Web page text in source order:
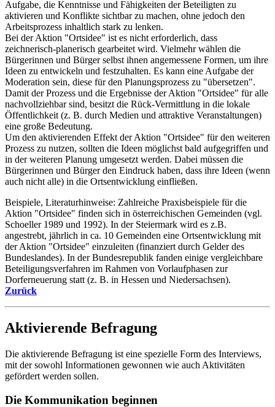
Aufgabe, die Kenntnisse und Fähigkeiten der Beteiligten zu
aktivieren und Konflikte sichtbar zu machen, ohne jedoch den
Arbeitsprozess inhaltlich stark zu lenken.
Bei der Aktion "Ortsidee" ist es nicht erforderlich, dass
zeichnerisch-planerisch gearbeitet wird. Vielmehr wählen die
Bürgerinnen und Bürger selbst ihnen angemessene Formen, um ihre
Ideen zu entwickeln und festzuhalten. Es kann eine Aufgabe der
Moderation sein, diese für den Planungsprozess zu "übersetzen".
Damit der Prozess und die Ergebnisse der Aktion "Ortsidee" für alle
nachvollziehbar sind, besitzt die Rück-Vermittlung in die lokale
Öffentlichkeit (z. B. durch Medien und attraktive Veranstaltungen)
eine große Bedeutung.
Um den aktivierenden Effekt der Aktion "Ortsidee" für den weiteren
Prozess zu nutzen, sollten die Ideen möglichst bald aufgegriffen und
in der weiteren Planung umgesetzt werden. Dabei müssen die
Bürgerinnen und Bürger den Eindruck haben, dass ihre Ideen (wenn
auch nicht alle) in die Ortsentwicklung einfließen.
Beispiele, Literaturhinweise: Zahlreiche Praxisbeispiele für die
Aktion "Ortsidee" finden sich in österreichischen Gemeinden (vgl.
Schoeller 1989 und 1992). In der Steiermark wird es z.B.
angestrebt, jährlich in ca. 10 Gemeinden eine Ortsentwicklung mit
der Aktion "Ortsidee" einzuleiten (finanziert durch Gelder des
Bundeslandes). In der Bundesrepublik fanden einige vergleichbare
Beteiligungsverfahren im Rahmen von Vorlaufphasen zur
Dorferneuerung statt (z. B. in Hessen und Niedersachsen).
Zurück
Aktivierende Befragung
Die aktivierende Befragung ist eine spezielle Form des Interviews,
mit der sowohl Informationen gewonnen wie auch Aktivitäten
gefördert werden sollen.
Die Kommunikation beginnen